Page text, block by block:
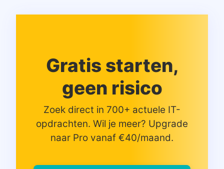
Gratis starten,
geen risico
Zoek direct in 700+ actuele IT-
opdrachten. Wil je meer? Upgrade
naar Pro vanaf €40/maand.